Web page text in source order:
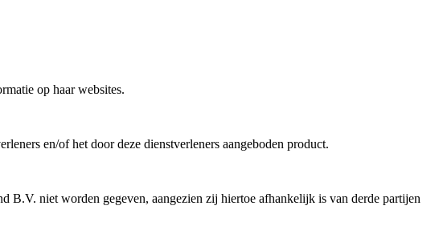
op haar websites.
en/of het door deze dienstverleners aangeboden product.
B.V. niet worden gegeven, aangezien zij hiertoe afhankelijk is van derde partijen